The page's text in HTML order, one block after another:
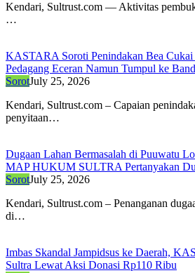
Kendari, ​Sultrust.com — Aktivitas
…
KASTARA Soroti Penindakan Bea
Pedagang Eceran Namun Tumpul ke
SorotJuly 25, 2026
Kendari, Sultrust.com – Capaian
penyitaan…
Dugaan Lahan Bermasalah di Puuwatu
MAP HUKUM SULTRA Pertanyakan
SorotJuly 25, 2026
Kendari, Sultrust.com – Penanganan
di…
Imbas Skandal Jampidsus ke Daerah,
Sultra Lewat Aksi Donasi Rp110 Ribu